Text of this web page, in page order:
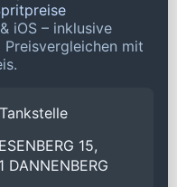
iOS – inklusive
mit
15,
DANNENBERG